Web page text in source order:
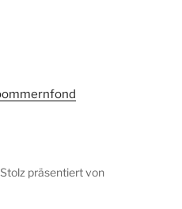
Stolz präsentiert von